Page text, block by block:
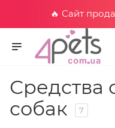
🔥 Сайт
Средства
собак
7